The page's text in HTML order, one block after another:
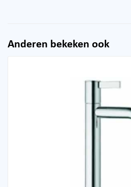
Anderen bekeken ook